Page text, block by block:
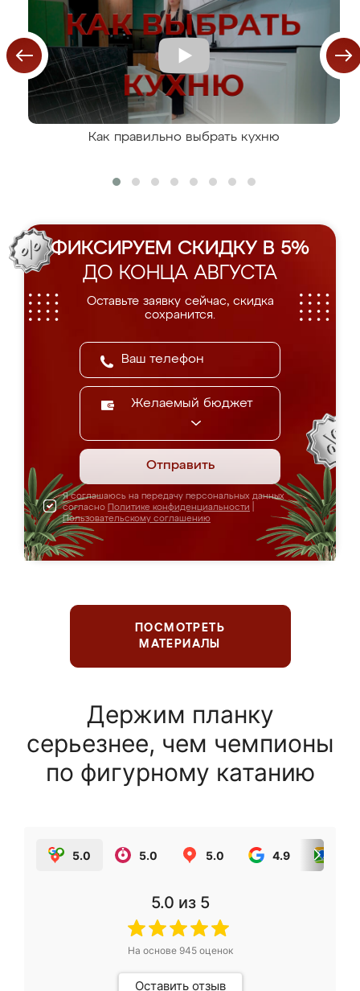
Как правильно выбрать кухню
ФИКСИРУЕМ СКИДКУ В 5%
ДО КОНЦА АВГУСТА
Оставьте заявку сейчас, скидка
сохранится.
Желаемый бюджет
Отправить
Я соглашаюсь на передачу персональных данных
согласно Политике конфиденциальности
Пользовательскому соглашению
ПОСМОТРЕТЬ
МАТЕРИАЛЫ
Держим планку
серьезнее, чем чемпионы
по фигурному катанию
5.0 5.0 5.0 4.9
5.0 из 5
На основе 945оценок
Оставить отзыв